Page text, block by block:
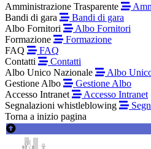
Amministrazione Trasparente
Bandi di gara
Bandi di gara
Albo Fornitori
Albo Fornitori
Formazione
Formazione
FAQ
FAQ
Contatti
Contatti
Albo Unico Nazionale
Albo
Gestione Albo
Gestione Albo
Accesso Intranet
Accesso Intranet
Segnalazioni whistleblowing
Torna a inizio pagina